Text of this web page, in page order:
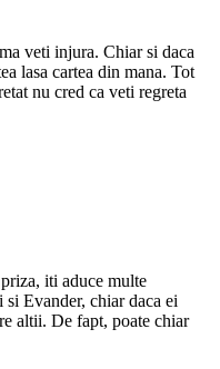
veti injura. Chiar si daca
lasa cartea din mana. Tot
nu cred ca veti regreta
iti aduce multe
si Evander, chiar daca ei
altii. De fapt, poate chiar